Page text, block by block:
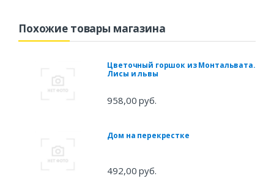
Похожие товары магазина
Цветочный горшок из Монтальвата.
Лисы и львы
958,00 руб.
Дом на перекрестке
492,00 руб.